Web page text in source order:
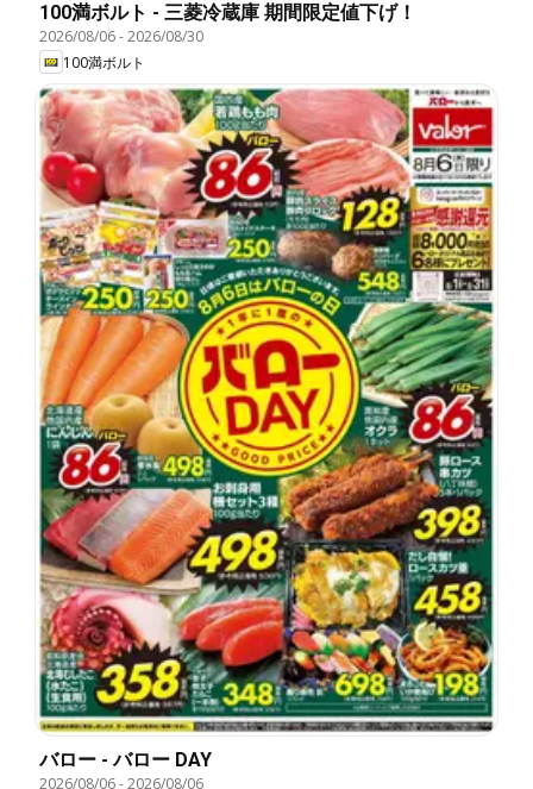
100満ボルト - 三菱冷蔵庫 期間限定値下げ！
2026/08/06-2026/08/30
100満ボルト
バロー - バロー DAY
2026/08/06-2026/08/06